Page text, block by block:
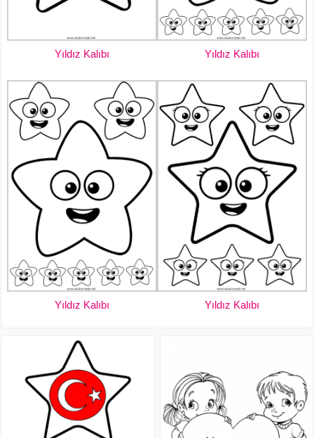
Yıldız Kalıbı Yıldız Kalıbı
Yıldız Kalıbı Yıldız Kalıbı